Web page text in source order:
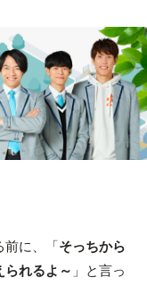
前に、「そっちから
られるよ～ 」と言っ